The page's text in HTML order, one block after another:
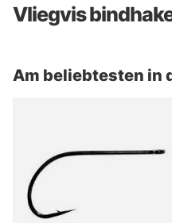
Vliegvis
Am beliebtesten in